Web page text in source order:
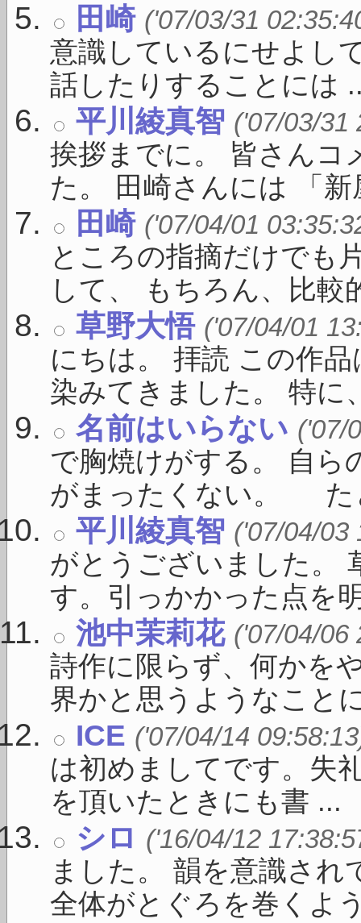
田崎 ('07/03/31
意識しているにせよし
話したりすることには
平川綾真智 ('07/03/31
挨拶までに。 皆さんコ
た。 田崎さんには 「新
田崎 ('07/04/01
ところの指摘だけでも
して、 もちろん、比較
草野大悟 ('07/04/01
にちは。 拝読 この作
染みてきました。 特に
名前はいらない ('07/
で胸焼けがする。 自ら
がまったくない。 た
平川綾真智 ('07/04/03
がとうございました。
す。引っかかった点を
池中茉莉花 ('07/04/06
詩作に限らず、何かを
界かと思うようなこと
ICE ('07/04/14
は初めましてです。失
を頂いたときにも書 ...
シロ ('16/04/12
ました。 韻を意識さ
全体がとぐろを巻くよ